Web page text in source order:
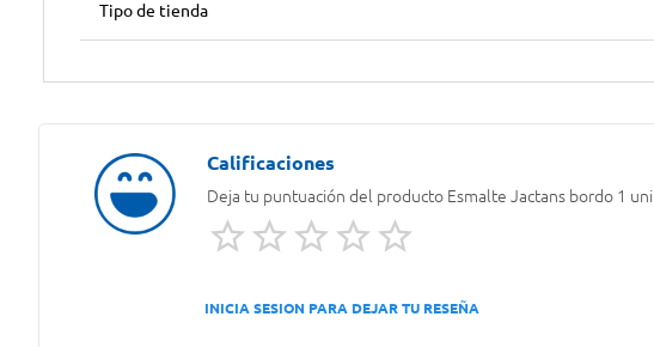
Tipo de tienda
Deja tu puntuación del producto Esmalte Jactans bordo 1 uni
INICIA SESION PARA DEJAR TU RESEÑA